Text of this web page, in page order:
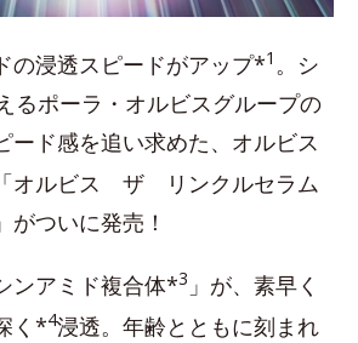
の浸透スピードがアップ*1 。シ
るポーラ・オルビスグループの
ード感を追い求めた、オルビス
オルビス ザ リンクルセラム
がついに発売！
ンアミド複合体*3 」が、素早く
く*4浸透。年齢とともに刻まれ